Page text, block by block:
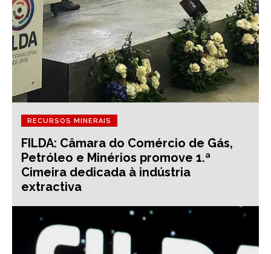
RECURSOS MINERAIS
FILDA: Câmara do Comércio de Gás,
Petróleo e Minérios promove 1.ª
Cimeira dedicada à indústria
extractiva